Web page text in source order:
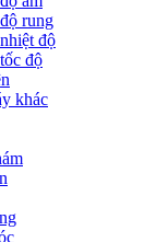
rung
độ
độ
khác